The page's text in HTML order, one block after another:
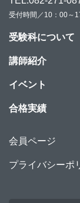
受付時間／10：00～
受験科について
講師紹介
イベント
合格実績
会員ページ
プライバシーポ